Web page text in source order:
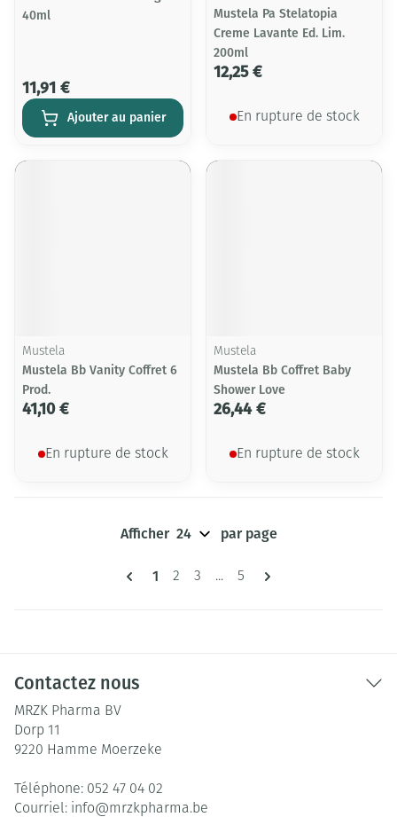
40ml
11,91 €
Ajouter au panier
Mustela Pa Stelatopia
Creme Lavante Ed. Lim.
200ml
12,25 €
En rupture de stock
Mustela
Mustela Bb Vanity Coffret 6
Prod.
41,10 €
En rupture de stock
Mustela
Mustela Bb Coffret Baby
Shower Love
26,44 €
En rupture de stock
Pages
Vous lisez actuellement la page
1 Page
2 Page
3 ... Page
5
Afficher par page
Contactez nous
MRZK Pharma BV
Dorp 11
9220 Hamme Moerzeke
Téléphone: 052 47 04 02
Courriel: info@mrzkpharma.be